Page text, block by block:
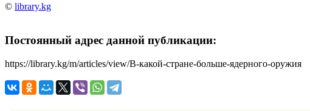
© library.kg
Постоянный адрес данной публикации:
https://library.kg/m/articles/view/В-какой-стране-больше-ядерного-оружия